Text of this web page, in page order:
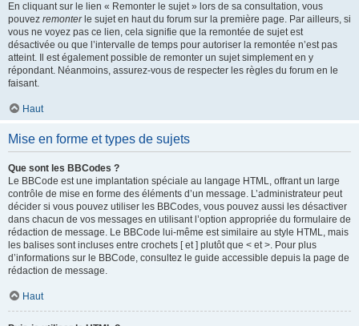
En cliquant sur le lien « Remonter le sujet » lors de sa consultation, vous
pouvez remonterle sujet en haut du forum sur la première page. Par ailleurs, si
vous ne voyez pas ce lien, cela signifie que la remontée de sujet est
désactivée ou que l’intervalle de temps pour autoriser la remontée n’est pas
atteint. Il est également possible de remonter un sujet simplement en y
répondant. Néanmoins, assurez-vous de respecter les règles du forum en le
faisant.
Haut
Mise en forme et types de sujets
Que sont les BBCodes ?
Le BBCode est une implantation spéciale au langage HTML, offrant un large
contrôle de mise en forme des éléments d’un message. L’administrateur peut
décider si vous pouvez utiliser les BBCodes, vous pouvez aussi les désactiver
dans chacun de vos messages en utilisant l’option appropriée du formulaire de
rédaction de message. Le BBCode lui-même est similaire au style HTML, mais
les balises sont incluses entre crochets [ et ] plutôt que < et >. Pour plus
d’informations sur le BBCode, consultez le guide accessible depuis la page de
rédaction de message.
Haut